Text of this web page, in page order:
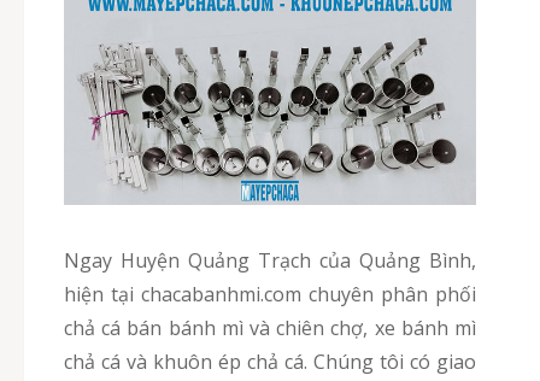
Ngay Huyện Quảng Trạch của Quảng Bình,
hiện tại chacabanhmi.com chuyên phân phối
chả cá bán bánh mì và chiên chợ, xe bánh mì
chả cá và khuôn ép chả cá. Chúng tôi có giao